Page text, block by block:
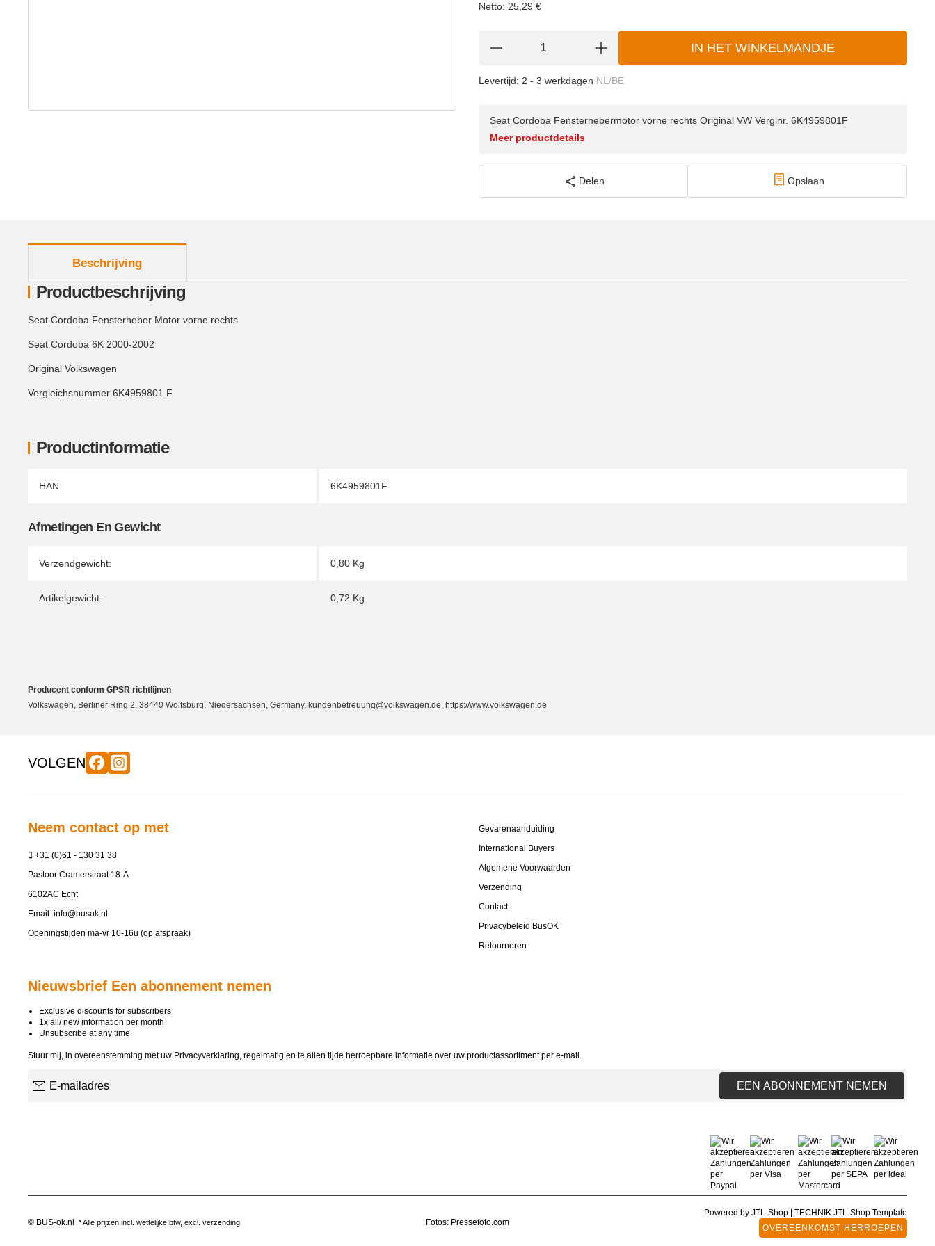
Netto: 25,29 €
IN HET WINKELMANDJE
Levertijd: 2 - 3 werkdagen NL/BE
Seat Cordoba Fensterhebermotor vorne rechts Original VW Verglnr. 6K4959801F
Meer productdetails
Delen Opslaan
Beschrijving
Productinformatie
Producteigenschap
Waarde
HAN: 6K4959801F
Afmetingen En Gewicht
Verzendgewicht: 0,80 Kg
Artikelgewicht: 0,72 Kg
Productbeschrijving
Seat Cordoba Fensterheber Motor vorne rechts
Seat Cordoba 6K 2000-2002
Original Volkswagen
Vergleichsnummer 6K4959801 F
Producent conform GPSR richtlijnen
Volkswagen, Berliner Ring 2, 38440 Wolfsburg, Niedersachsen, Germany, kundenbetreuung@volkswagen.de, https://www.volkswagen.de
VOLGEN
Neem contact op met
+31 (0)61 - 130 31 38
Pastoor Cramerstraat 18-A
6102AC Echt
Email: info@busok.nl
Openingstijden ma-vr 10-16u (op afspraak)
Gevarenaanduiding
International Buyers
Algemene Voorwaarden
Verzending
Contact
Privacybeleid BusOK
Retourneren
Nieuwsbrief Een abonnement nemen
Exclusive discounts for subscribers
1x all/ new information per month
Unsubscribe at any time
Stuur mij, in overeenstemming met uw Privacyverklaring, regelmatig en te allen tijde herroepbare informatie over uw productassortiment per e-mail.
EEN ABONNEMENT NEMEN
© BUS-ok.nl * Alle prijzen incl. wettelijke btw, excl. verzending Fotos: Pressefoto.com
Powered by JTL-Shop
TECHNIK JTL-Shop Template
OVEREENKOMST HERROEPEN